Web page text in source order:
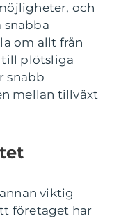
och
snabba
om allt från
till plötsliga
snabb
mellan tillväxt
viktig
företaget har